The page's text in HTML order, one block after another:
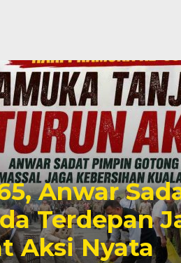
Anwar
Terdepan
Aksi Nyata